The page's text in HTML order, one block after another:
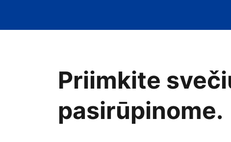
Priimkite
pasirūpinome.